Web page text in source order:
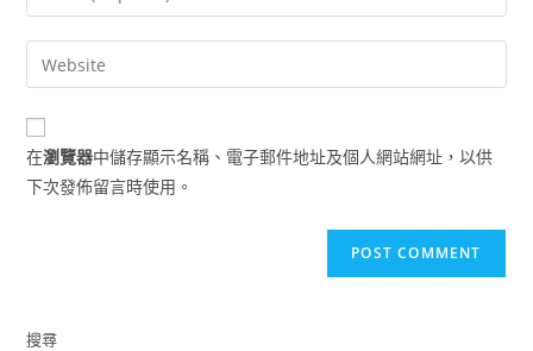
comment
your
email
address
comment
Enter
your
website
URL
(optional)
在瀏覽器中儲存顯示名稱、電子郵件地址及個人網站網址，以供
下次發佈留言時使用。
搜尋